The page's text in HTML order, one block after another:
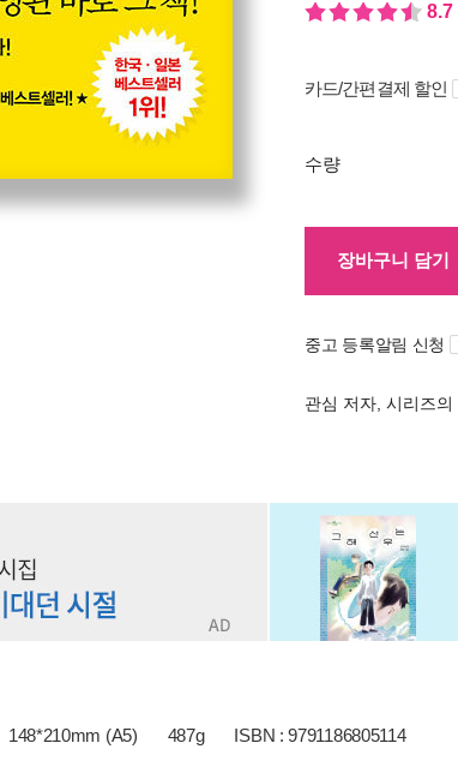
8.7
카드/간편결제 할인
수량
장바구니 담기
중고 등록알림 신청
관심 저자, 시리즈
148*210mm (A5) 487g ISBN : 9791186805114